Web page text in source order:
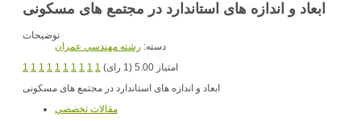
ابعاد و اندازه های استاندارد در مجتمع های مسکونی
توضیحات
دسته: رشته مهندسي عمران
1 1 1 1 1 1 1 1 1 1
امتیاز 5.00 (1 رای)
ابعاد و اندازه های استاندارد در مجتمع های مسکونی
مقالات تخصصي